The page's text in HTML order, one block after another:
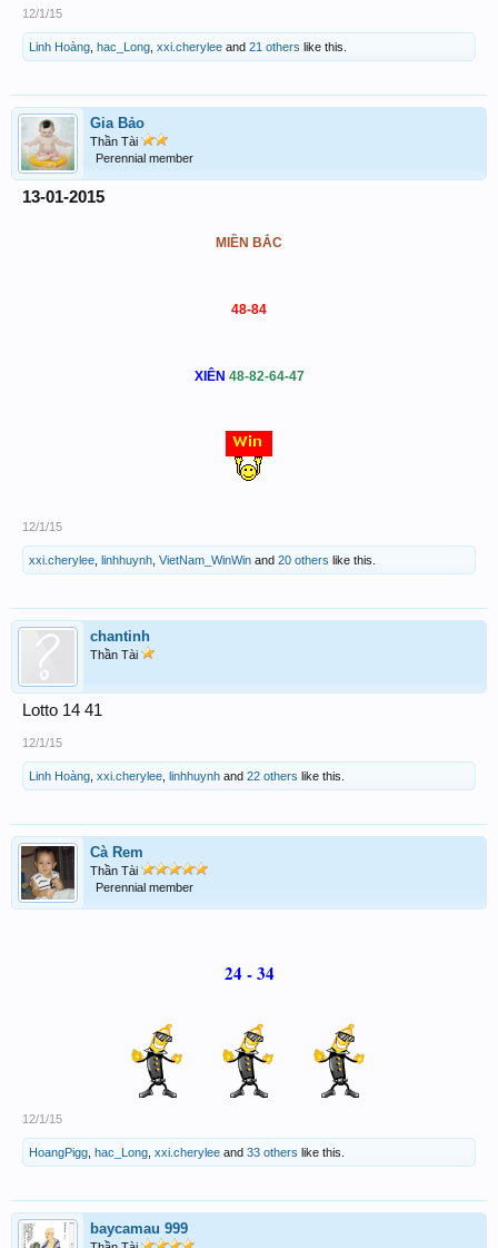
12/1/15
Linh Hoàng hac_Long xxi.cherylee and 21 others like this.
Gia Bảo
Thần Tài
Perennial member
13-01-2015
MIỀN BẮC
48-84
XIÊN 48-82-64-47
12/1/15
xxi.cherylee linhhuynh VietNam_WinWin and 20 others like this.
chantinh
Thần Tài
Lotto 14 41
12/1/15
Linh Hoàng xxi.cherylee linhhuynh and 22 others like this.
Cà Rem
Thần Tài
Perennial member
24 - 34
12/1/15
HoangPigg hac_Long xxi.cherylee and 33 others like this.
baycamau 999